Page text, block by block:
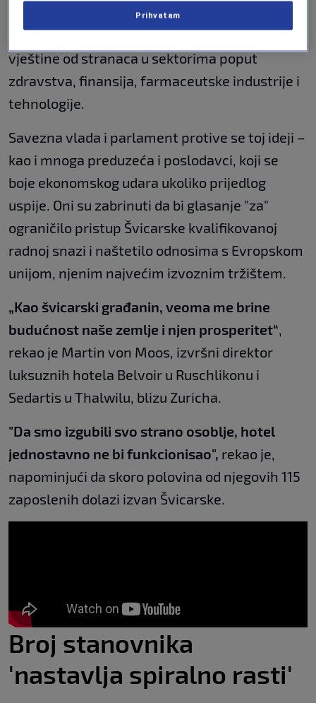
ima koristi od bližih veza s EU i da
dobija potrebnu radnu snagu, stručnost i
vještine od stranaca u sektorima poput
zdravstva, finansija, farmaceutske industrije i
tehnologije.
Savezna vlada i parlament protive se toj ideji –
kao i mnoga preduzeća i poslodavci, koji se
boje ekonomskog udara ukoliko prijedlog
uspije. Oni su zabrinuti da bi glasanje "za"
ograničilo pristup Švicarske kvalifikovanoj
radnoj snazi ​​i naštetilo odnosima s Evropskom
unijom, njenim najvećim izvoznim tržištem.
„Kao švicarski građanin, veoma me brine
budućnost naše zemlje i njen prosperitet“,
rekao je Martin von Moos, izvršni direktor
luksuznih hotela Belvoir u Ruschlikonu i
Sedartis u Thalwilu, blizu Zuricha.
"Da smo izgubili svo strano osoblje, hotel
jednostavno ne bi funkcionisao", rekao je,
napominjući da skoro polovina od njegovih 115
zaposlenih dolazi izvan Švicarske.
Broj stanovnika
'nastavlja spiralno rasti'
Prihvatam